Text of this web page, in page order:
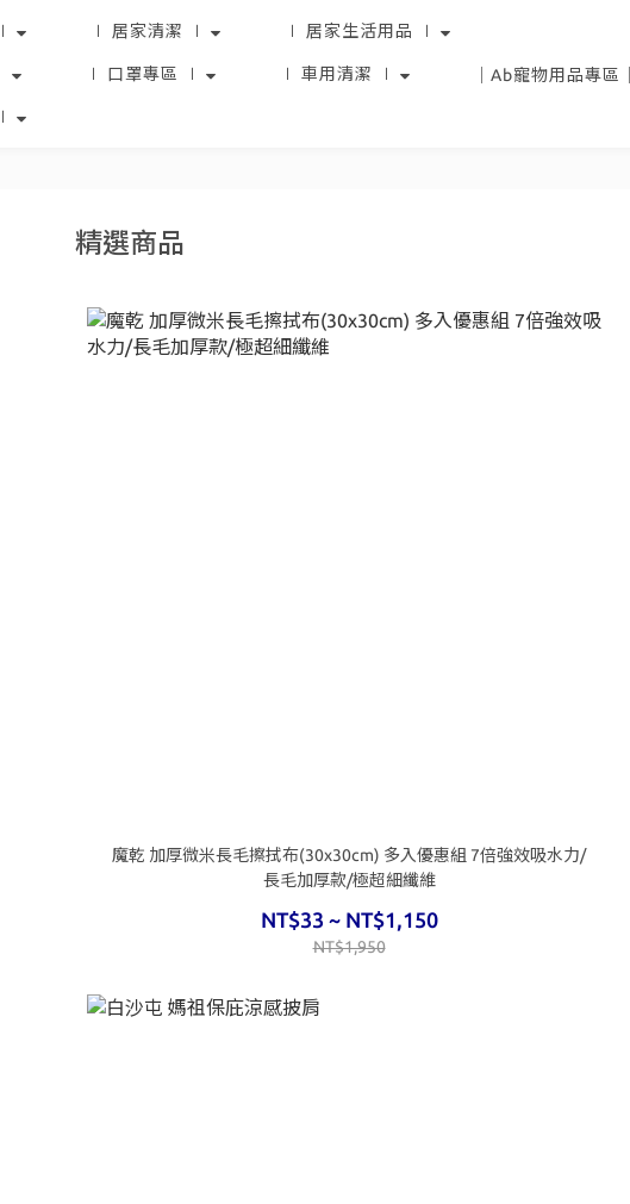
∣ 居家清潔 ∣ ∣ 居家生活用品 ∣
∣ 口罩專區 ∣ ∣ 車用清潔 ∣ ｜Ab寵物用品專區｜
精選商品
魔乾 加厚微米長毛擦拭布(30x30cm) 多入優惠組 7倍強效吸水力/
長毛加厚款/極超細纖維
NT$33 ~ NT$1,150
NT$1,950